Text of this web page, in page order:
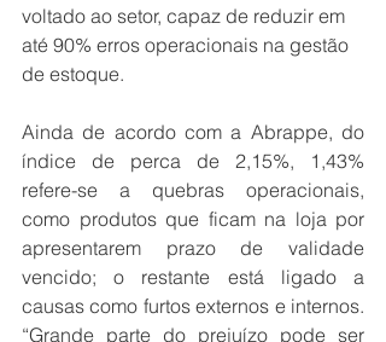
voltado ao setor, capaz de reduzir em
até 90% erros operacionais na gestão
de estoque.
Ainda de acordo com a Abrappe, do
índice de perca de 2,15%, 1,43%
refere-se a quebras operacionais,
como produtos que ficam na loja por
apresentarem prazo de validade
vencido; o restante está ligado a
causas como furtos externos e internos.
“Grande parte do prejuízo pode ser